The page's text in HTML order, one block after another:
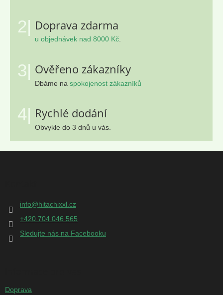
2| Doprava zdarma
u objednávek nad 8000 Kč.
3| Ověřeno zákazníky
Dbáme na spokojenost zákazníků
4| Rychlé dodání
Obvykle do 3 dnů u vás.
info@hitachixxl.cz
+420 704 046 565
Sledujte nás na Facebooku
Doprava